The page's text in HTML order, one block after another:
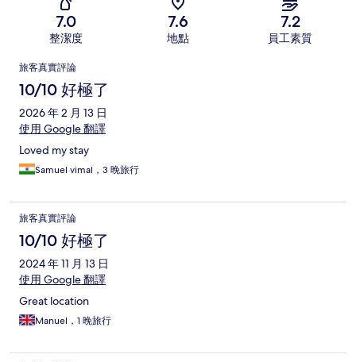
7.0
整潔度
7.6
地點
7.2
員工素質
評
論
旅客真實評論
10/10 好極了
2026 年 2 月 13 日
使用 Google 翻譯
Loved my stay
Samuel vimal，3 晚旅行
旅客真實評論
10/10 好極了
2024 年 11 月 13 日
使用 Google 翻譯
Great location
Manuel，1 晚旅行